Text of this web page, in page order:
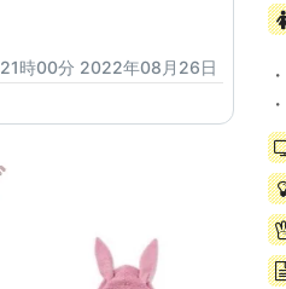
21時00分 2022年08月26日